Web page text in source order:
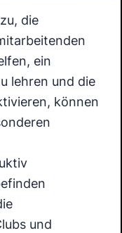
die
ein
lehren und die
können
und